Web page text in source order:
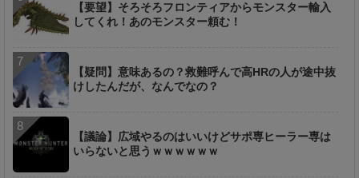
【要望】そろそろフロンティアからモンスター輸入
してくれ！あのモンスター頼む！
【疑問】意味あるの？救難呼んで高HRの人が途中抜
けしたんだが、なんでなの？
【議論】広域やるのはいいけどサポ専ヒーラー専は
いらないと思うｗｗｗｗｗｗ